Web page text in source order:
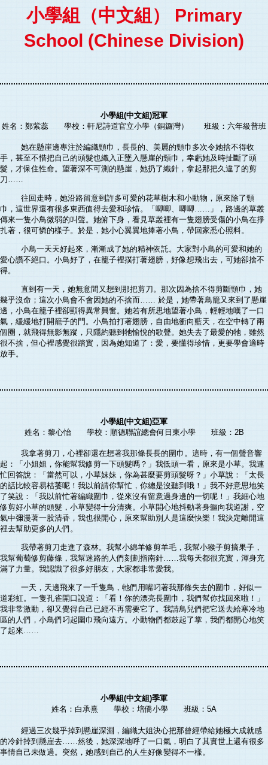
小學組（中文組） Primary
School (Chinese Division)
小學組(中文組)冠軍
姓名：鄭紫蕊 學校：軒尼詩道官立小學（銅鑼灣） 班級：六年級普班
她在懸崖邊專注於編織頸巾，長長的、美麗的頸巾多次令她捨不得收
手，甚至不惜把自己的頭髮也織入正墜入懸崖的頸巾，幸虧她及時扯斷了頭
髮，才保住性命。望著深不可測的懸崖，她扔了織針，拿起那把久違了的剪
刀……
往回走時，她沿路留意到許多可愛的花草樹木和小動物，原來除了頸
巾，這世界還有很多東西值得去愛和珍惜。「唧唧、唧唧……」，路邊的草叢
傳來一隻小鳥微弱的叫聲。她俯下身，看見草叢裡有一隻翅膀受傷的小鳥在掙
扎著，很可憐的樣子。於是，她小心翼翼地捧著小鳥，帶回家悉心照料。
小鳥一天天好起來，漸漸成了她的精神依託。大家對小鳥的可愛和她的
愛心讚不絕口。小鳥好了，在籠子裡撲打著翅膀，好像想飛出去，可她卻捨不
得。
直到有一天，她無意間又想到那把剪刀。那次因為捨不得剪斷頸巾，她
幾乎沒命；這次小鳥會不會因她的不捨而…… 於是，她帶著鳥籠又來到了懸崖
邊，小鳥在籠子裡卻顯得異常興奮。她若有所思地望著小鳥，輕輕地嘆了一口
氣，緩緩地打開籠子的門。小鳥拍打著翅膀，自由地衝向藍天，在空中轉了兩
個圈，就飛得無影無蹤，只隱約聽到牠愉悅的歌聲。她失去了最愛的牠，雖然
很不捨，但心裡感覺很踏實，因為她知道了：愛，要懂得珍惜，更要學會適時
放手。
小學組(中文組)亞軍
姓名：黎心怡 學校：順德聯誼總會何日東小學 班級：2B
我拿著剪刀，心裡卻還在想著我那條長長的圍巾。這時，有一個聲音響
起：「小姐姐，你能幫我修剪一下頭髮嗎？」我低頭一看，原來是小草。我連
忙回答說：「當然可以，小草妹妹，你為甚麼要剪頭髮呀？」小草說：「太長
的話比較容易枯萎呢！我以前請你幫忙，你總是沒聽到哦！」我不好意思地笑
了笑說：「我以前忙著編織圍巾，從來沒有留意過身邊的一切呢！」我細心地
修剪好小草的頭髮，小草變得十分清爽。小草開心地抖動著身軀向我道謝，空
氣中彌漫著一股清香，我也很開心，原來幫助別人是這麼快樂！我決定離開這
裡去幫助更多的人們。
我帶著剪刀走進了森林。我幫小綿羊修剪羊毛，我幫小猴子剪摘果子，
我幫葡萄修剪藤條，我幫迷路的人們刻劃指南針……我每天都很充實，渾身充
滿了力量。我認識了很多好朋友，大家都非常愛我。
一天，天邊飛來了一千隻鳥，牠們用嘴叼著我那條失去的圍巾，好似一
道彩虹。一隻孔雀開口說道：「看！你的漂亮長圍巾，我們幫你找回來啦！」
我非常激動，卻又覺得自己已經不再需要它了。我請鳥兒們把它送去給寒冷地
區的人們，小鳥們叼起圍巾飛向遠方。小動物們都鼓起了掌，我們都開心地笑
了起來……
小學組(中文組)季軍
姓名：白承熹 學校：培僑小學 班級：5A
經過三次幾乎掉到懸崖深淵，編織大姐決心把那曾經帶給她極大成就感
的冷針掉到懸崖去……然後，她深深地呼了一口氣，明白了其實世上還有很多
事情自己未做過。突然，她感到自己的人生好像變得不一樣。